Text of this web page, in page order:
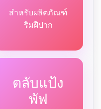
สำหรับผลิตภัณฑ์
ริมฝีปาก
ตลับแป้ง
พัฟ